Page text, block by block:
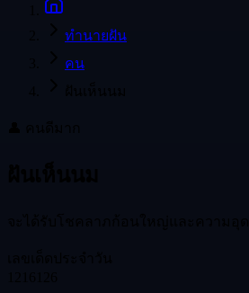
ทำนายฝัน
คน